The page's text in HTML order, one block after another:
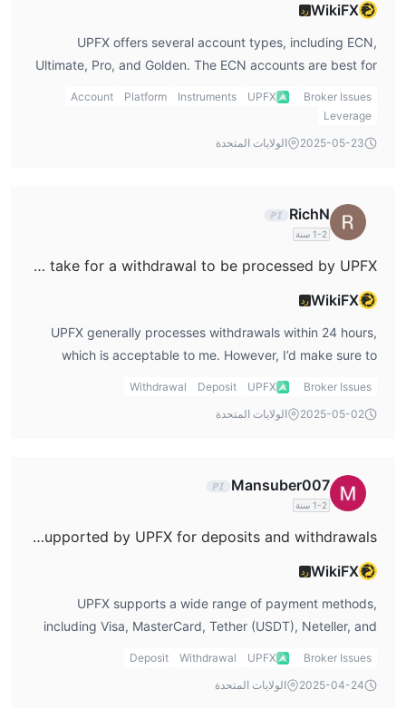
WikiFXرد
UPFX offers several account types, including ECN,
Ultimate, Pro, and Golden. The ECN accounts are best for
those who want tight spreads, while the Ultimate account
is good for those with a smaller budget. The minimum
Broker Issues
UPFX
Instruments
Platform
Account
Leverage
2025-05-23
الولايات المتحدة
RichN
1-2 سنة
How long does it take for a withdrawal to be processed by UPFX?
WikiFXرد
UPFX generally processes withdrawals within 24 hours,
which is acceptable to me. However, I’d make sure to
check the withdrawal fees and ensure I use the most
may vary depending on the withdrawal method.
Broker Issues
UPFX
Deposit
Withdrawal
2025-05-02
الولايات المتحدة
Mansuber007
1-2 سنة
What payment methods are supported by UPFX for deposits and withdrawals?
WikiFXرد
UPFX supports a wide range of payment methods,
including Visa, MasterCard, Tether (USDT), Neteller, and
Skrill. These options give me flexibility in terms of how I
using USDT (TRC20) for its fast processing times and low
Broker Issues
UPFX
Withdrawal
Deposit
2025-04-24
الولايات المتحدة